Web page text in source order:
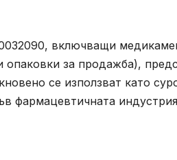
включващи
за продажба),
се използват като
фармацевтичната